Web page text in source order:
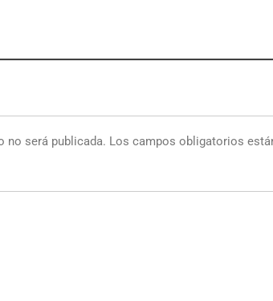
no será publicada. Los campos obligatorios